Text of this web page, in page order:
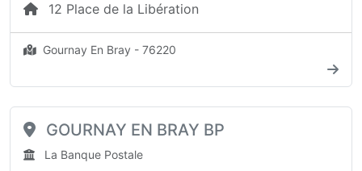
12 Place de la Libération
Gournay En Bray - 76220
GOURNAY EN BRAY BP
La Banque Postale